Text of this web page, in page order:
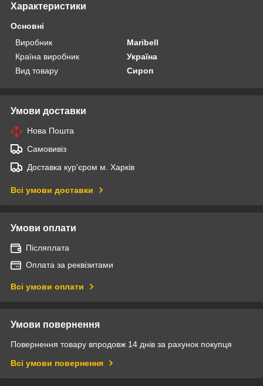
Характеристики
Основні
Виробник
Maribell
Країна виробник
Україна
Вид товару
Сироп
Умови доставки
Нова Пошта
Самовивіз
Доставка кур'єром м. Харків
Всі умови доставки
Умови оплати
Післяплата
Оплата за реквізитами
Всі умови оплати
Умови повернення
Повернення товару впродовж 14 днів за рахунок покупця
Всі умови повернення